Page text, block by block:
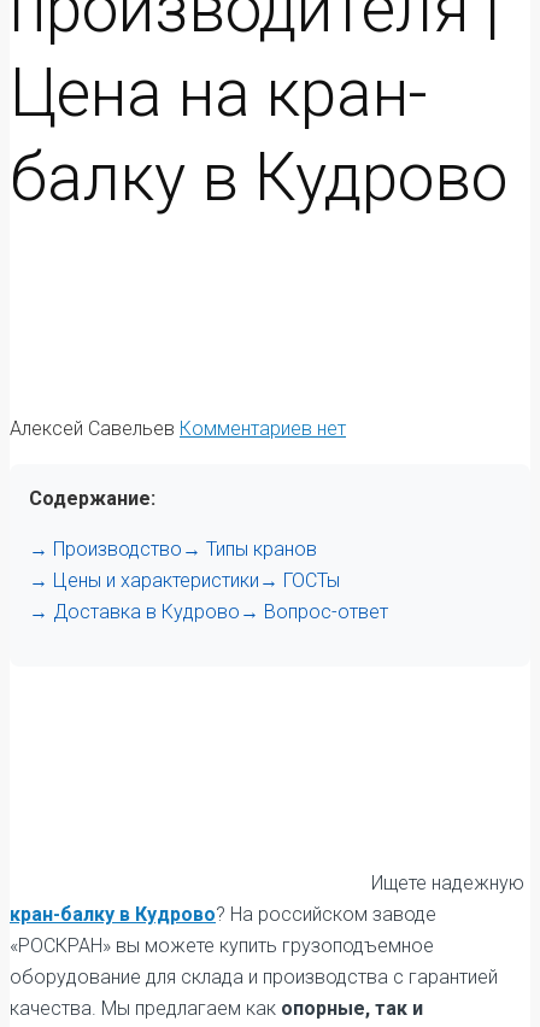
Цена на кран-
балку в Кудрово
Алексей Савельев Комментариев нет
Содержание:
→ Производство → Типы кранов
→ Цены и характеристики → ГОСТы
→ Доставка в Кудрово → Вопрос-ответ
Ищете надежную
кран-балку в Кудрово? На российском заводе
«РОСКРАН» вы можете купить грузоподъемное
оборудование для склада и производства с гарантией
качества. Мы предлагаем как опорные, так и